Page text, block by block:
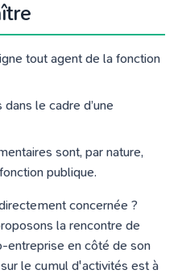
tout agent de la fonction
le cadre d’une
sont, par nature,
publique.
concernée ?
la rencontre de
entreprise en côté de son
le cumul d'activités est à